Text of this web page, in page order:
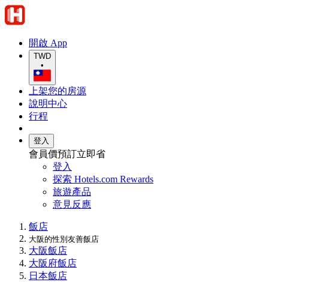
開啟 App
TWD
•
上架您的房源
說明中心
行程
登入
會員價預訂立即省
登入
探索 Hotels.com Rewards
旅遊產品
意見反應
飯店
大阪的性別友善飯店
大阪飯店
大阪府飯店
日本飯店